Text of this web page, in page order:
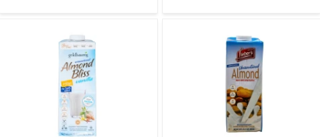
בוויטמיני A ו-D2 תחת המותג
אלמונד בריז (Almond
Breeze). כל מוצרי המותג
אינם מכילים גלוטן, חומרי
טעם וריח מלאכותיים או
מונוסודיום גלוטמט.
קלאסיים, אבל גם חלב
פיסטוק וחלב מקדמיה.
החלבים הם ללא גלוטן או
תוספת סוכר, וטעמם
המתקתק מגיע מנקטר פרחי
קוקוס. המוצרים של